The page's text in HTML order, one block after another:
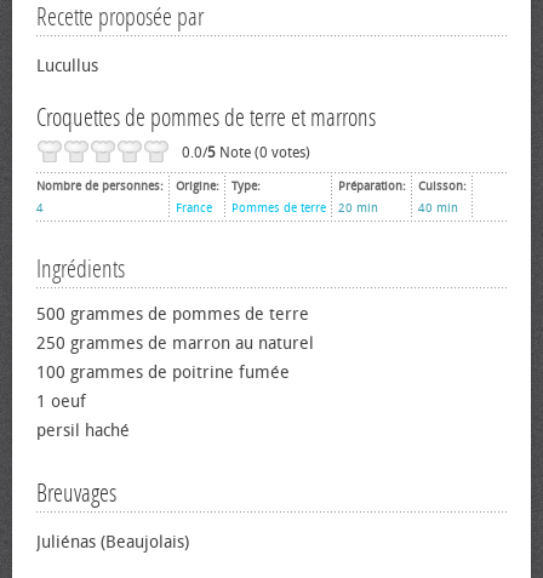
Recette proposée par
Lucullus
Croquettes de pommes de terre et marrons
0.0/5 Note (0 votes)
Nombre de personnes:
4
Origine:
France
Type:
Pommes de terre
Préparation:
20 min
Cuisson:
40 min
Ingrédients
500 grammes de pommes de terre
250 grammes de marron au naturel
100 grammes de poitrine fumée
1 œuf
persil haché
Breuvages
Juliénas (Beaujolais)